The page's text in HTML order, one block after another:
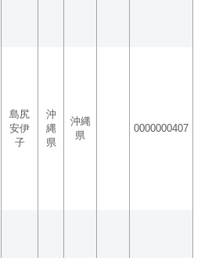
島尻
安伊
子
沖
縄
県
沖縄
県
0000000407